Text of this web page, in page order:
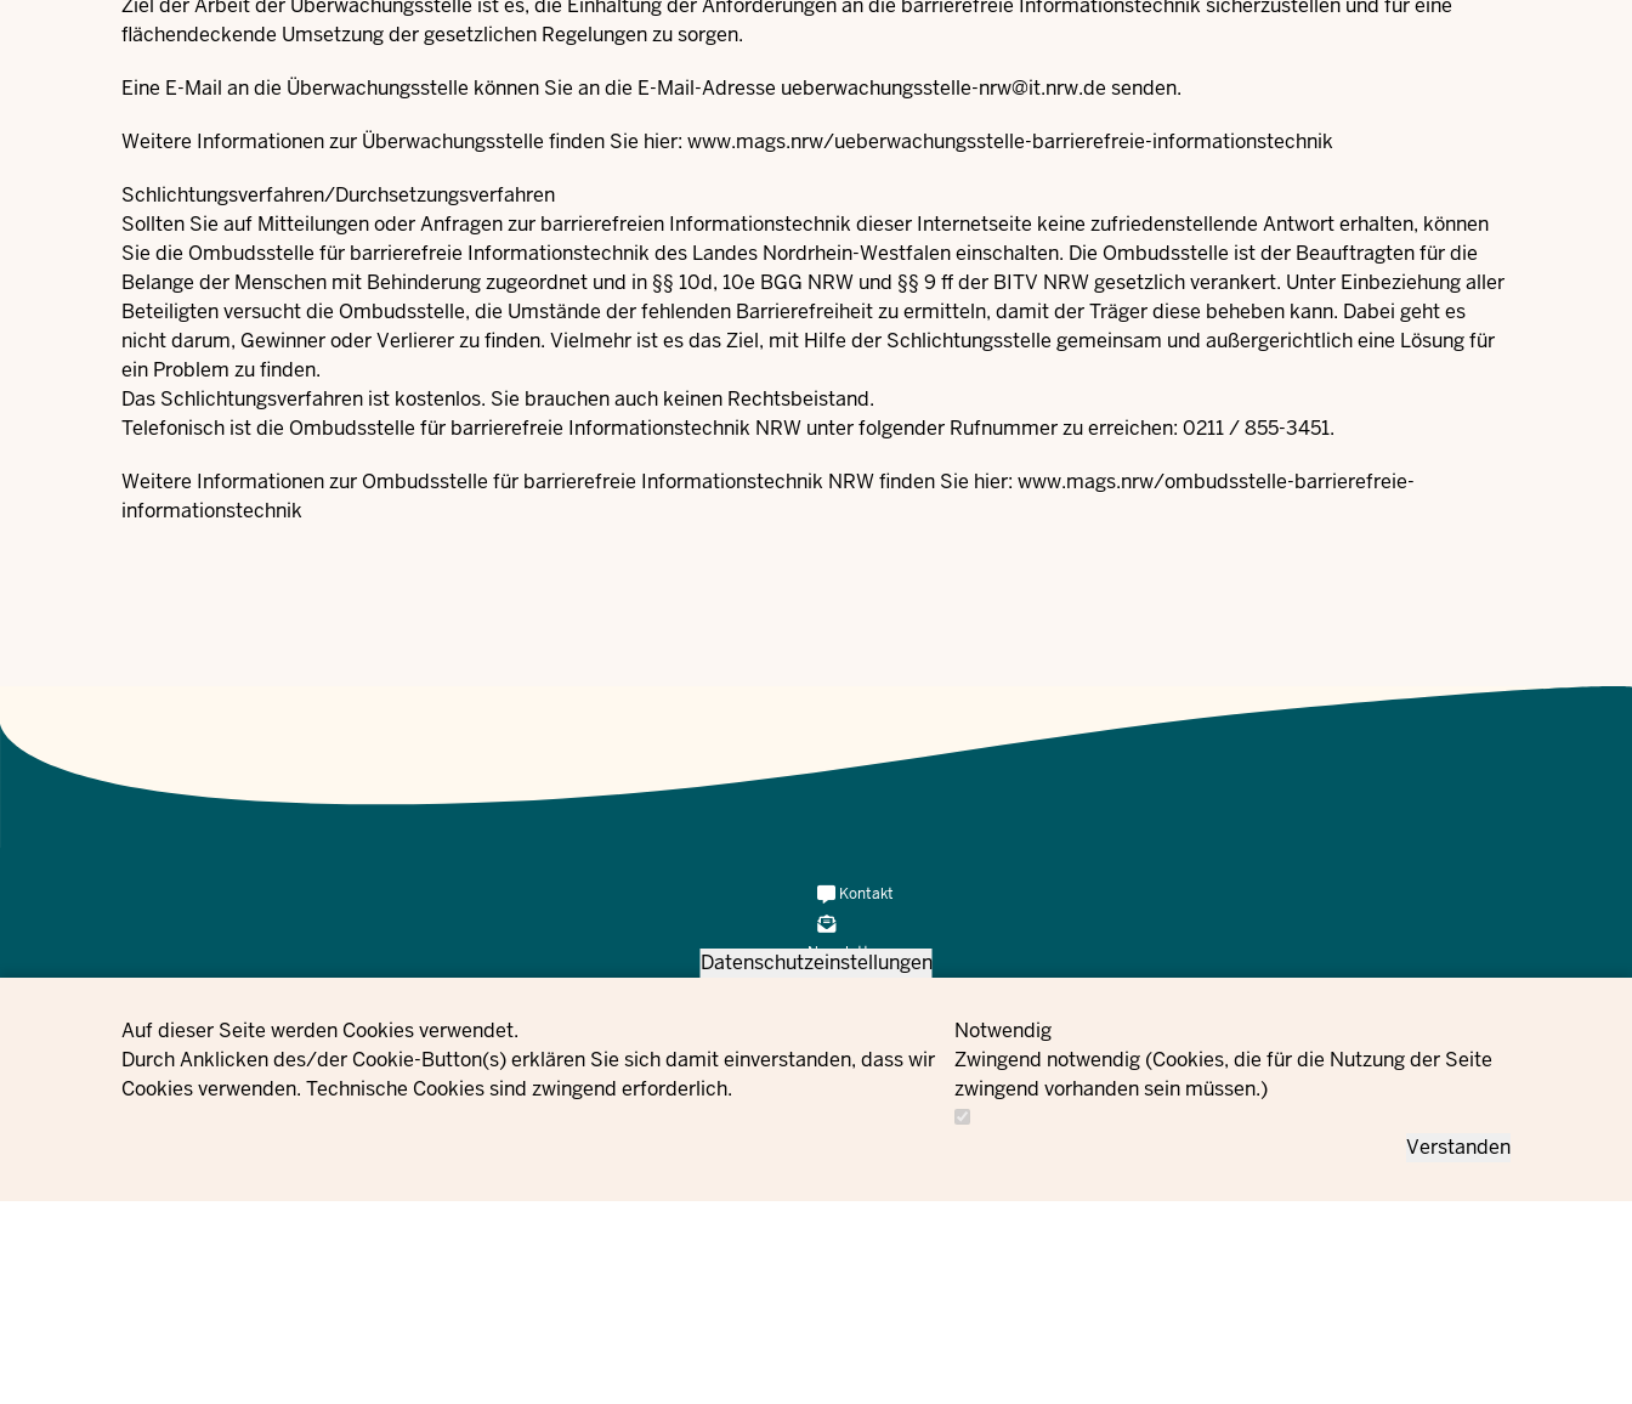
Privacy settings
Datenschutzeinstellungen
Auf dieser Seite werden Cookies verwendet.
Durch Anklicken des/der Cookie-Button(s) erklären Sie sich damit einverstanden, dass wir
Cookies verwenden. Technische Cookies sind zwingend erforderlich.
Notwendig
Zwingend notwendig (Cookies, die für die Nutzung der Seite
zwingend vorhanden sein müssen.)
Verstanden
Ziel der Arbeit der Überwachungsstelle ist es, die Einhaltung der Anforderungen an die barrierefreie Informationstechnik sicherzustellen und für eine
flächendeckende Umsetzung der gesetzlichen Regelungen zu sorgen.
Eine E-Mail an die Überwachungsstelle können Sie an die E-Mail-Adresse ueberwachungsstelle-nrw@it.nrw.de senden.
Weitere Informationen zur Überwachungsstelle finden Sie hier: www.mags.nrw/ueberwachungsstelle-barrierefreie-informationstechnik
Schlichtungsverfahren/Durchsetzungsverfahren
Sollten Sie auf Mitteilungen oder Anfragen zur barrierefreien Informationstechnik dieser Internetseite keine zufriedenstellende Antwort erhalten, können
Sie die Ombudsstelle für barrierefreie Informationstechnik des Landes Nordrhein-Westfalen einschalten. Die Ombudsstelle ist der Beauftragten für die
Belange der Menschen mit Behinderung zugeordnet und in §§ 10d, 10e BGG NRW und §§ 9 ff der BITV NRW gesetzlich verankert. Unter Einbeziehung aller
Beteiligten versucht die Ombudsstelle, die Umstände der fehlenden Barrierefreiheit zu ermitteln, damit der Träger diese beheben kann. Dabei geht es
nicht darum, Gewinner oder Verlierer zu finden. Vielmehr ist es das Ziel, mit Hilfe der Schlichtungsstelle gemeinsam und außergerichtlich eine Lösung für
ein Problem zu finden.
Das Schlichtungsverfahren ist kostenlos. Sie brauchen auch keinen Rechtsbeistand.
Telefonisch ist die Ombudsstelle für barrierefreie Informationstechnik NRW unter folgender Rufnummer zu erreichen: 0211 / 855-3451.
Weitere Informationen zur Ombudsstelle für barrierefreie Informationstechnik NRW finden Sie hier: www.mags.nrw/ombudsstelle-barrierefreie-
informationstechnik
Kontakt Bestellungen
Meta
Navi
Social
Kontakt
Newsletter
Instagram
Nordrhein-Westfalen